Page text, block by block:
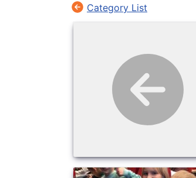
Category List